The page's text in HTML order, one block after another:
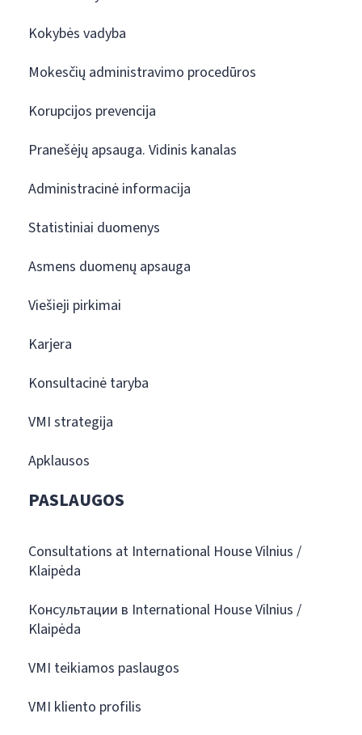
Kokybės vadyba
Mokesčių administravimo procedūros
Korupcijos prevencija
Pranešėjų apsauga. Vidinis kanalas
Administracinė informacija
Statistiniai duomenys
Asmens duomenų apsauga
Viešieji pirkimai
Karjera
Konsultacinė taryba
VMI strategija
Apklausos
PASLAUGOS
Consultations at International House Vilnius /
Klaipėda
Консультации в International House Vilnius /
Klaipėda
VMI teikiamos paslaugos
VMI kliento profilis